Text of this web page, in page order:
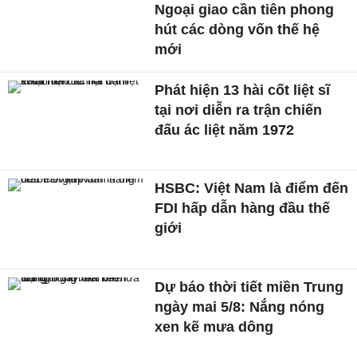
Ngoại giao cần tiên phong
hút các dòng vốn thế hệ
mới
Phát hiện 13 hài cốt liệt sĩ
tại nơi diễn ra trận chiến
đấu ác liệt năm 1972
HSBC: Việt Nam là điểm đến
FDI hấp dẫn hàng đầu thế
giới
Dự báo thời tiết miền Trung
ngày mai 5/8: Nắng nóng
xen kẽ mưa dông